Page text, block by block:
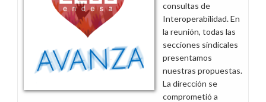
consultas de
Interoperabilidad. En
la reunión, todas las
secciones sindicales
presentamos
nuestras propuestas.
La dirección se
comprometió a